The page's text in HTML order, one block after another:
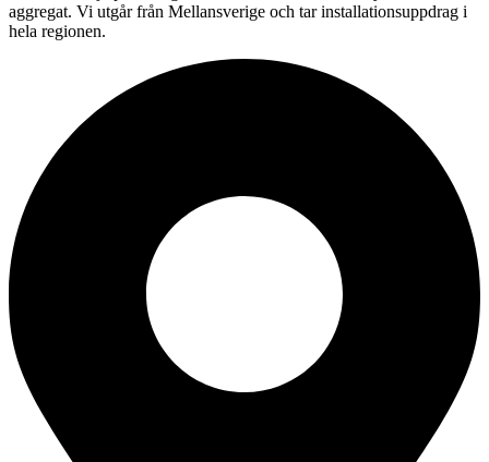
aggregat. Vi utgår från Mellansverige och tar installationsuppdrag i
hela regionen.